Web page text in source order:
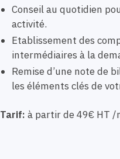
Conseil au quotidien
activité.
Etablissement des
intermédiaires à la
Remise d’une note de
les éléments clés de
Tarif: à partir de 49€ HT /